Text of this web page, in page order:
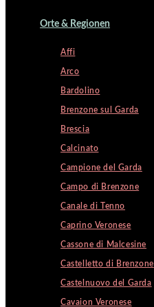
Orte & Regionen
Affi
Arco
Bardolino
Brenzone sul Garda
Brescia
Calcinato
Campione del Garda
Campo di Brenzone
Canale di Tenno
Caprino Veronese
Cassone di Malcesine
Castelletto di Brenzone
Castelnuovo del Garda
Cavaion Veronese